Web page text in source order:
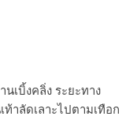
เบิ้งคลิ่ง ระยะทาง
าลัดเลาะไปตามเทือก